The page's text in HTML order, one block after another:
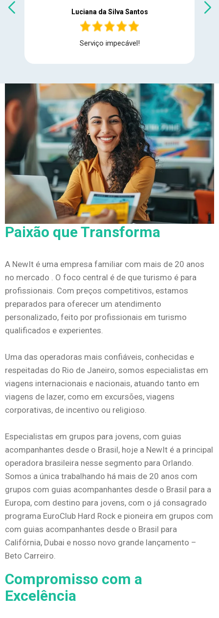
Luciana da Silva Santos
Serviço impecável!
Paixão que Transforma
A NewIt é uma empresa familiar com mais de 20 anos
no mercado . O foco central é de que turismo é para
profissionais. Com preços competitivos, estamos
preparados para oferecer um atendimento
personalizado, feito por profissionais em turismo
qualificados e experientes.
Uma das operadoras mais confiáveis, conhecidas e
respeitadas do Rio de Janeiro, somos especialistas em
viagens internacionais e nacionais, atuando tanto em
viagens de lazer, como em excursões, viagens
corporativas, de incentivo ou religioso.
Especialistas em grupos para jovens, com guias
acompanhantes desde o Brasil, hoje a NewIt é a principal
operadora brasileira nesse segmento para Orlando.
Somos a única trabalhando há mais de 20 anos com
grupos com guias acompanhantes desde o Brasil para a
Europa, com destino para jovens, com o já consagrado
programa EuroClub Hard Rock e pioneira em grupos com
com guias acompanhantes desde o Brasil para
Califórnia, Dubai e nosso novo grande lançamento –
Beto Carreiro.
Compromisso com a
Excelência